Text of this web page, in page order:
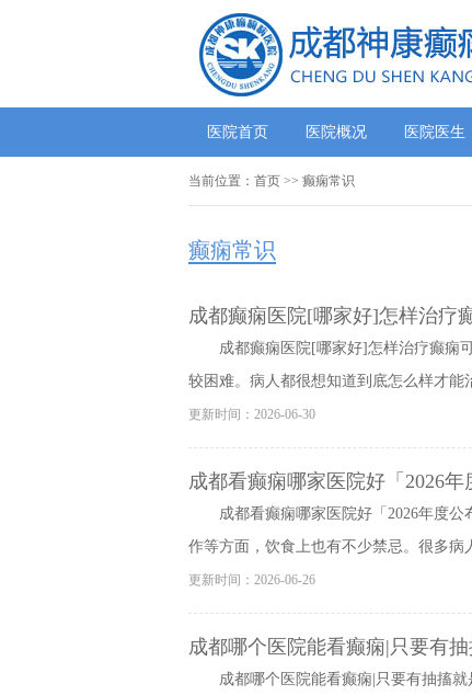
医院首页 医院概况 医院医生
当前位置： 首页 >> 癫痫常识
癫痫常识
成都癫痫医院[哪家好]怎样治疗
成都癫痫医院[哪家好]怎样治疗癫痫
较困难。病人都很想知道到底怎么样才能
更新时间：2026-06-30
成都看癫痫哪家医院好「2026
成都看癫痫哪家医院好「2026年度
作等方面，饮食上也有不少禁忌。很多病
更新时间：2026-06-26
成都哪个医院能看癫痫|只要有
成都哪个医院能看癫痫|只要有抽搐